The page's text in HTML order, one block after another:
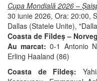
Cupa Mondială 2026 –
30 iunie 2026, Ora: 20:00,
Dallas (Statele Unite),
Coasta de Fildeș –
Au marcat:0-1 Antonio
Erling Haaland (86)
Coasta de Fildeș: